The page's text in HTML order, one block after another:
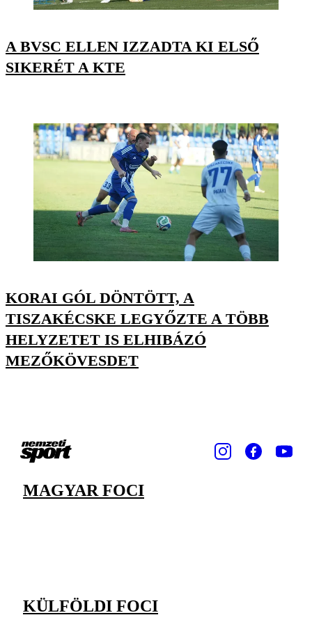
A BVSC ELLEN IZZADTA KI ELSŐ
SIKERÉT A KTE
KORAI GÓL DÖNTÖTT, A
TISZAKÉCSKE LEGYŐZTE A TÖBB
HELYZETET IS ELHIBÁZÓ
MEZŐKÖVESDET
MAGYAR FOCI
KÜLFÖLDI FOCI